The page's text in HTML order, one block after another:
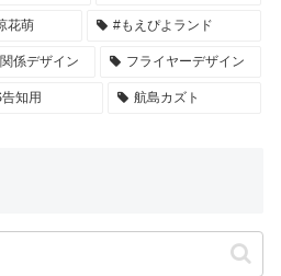
花萌 #もえぴよランド
係デザイン フライヤーデザイン
知用 航島カズト